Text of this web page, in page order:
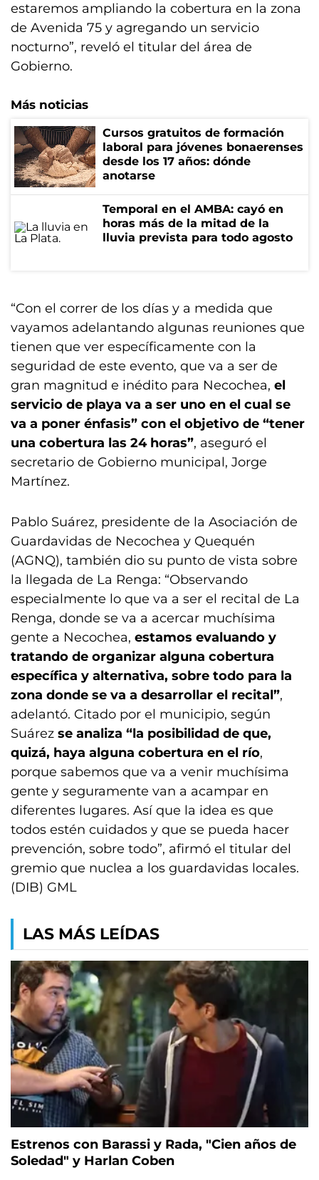
estaremos ampliando la cobertura en la zona
de Avenida 75 y agregando un servicio
nocturno”, reveló el titular del área de
Gobierno.
Más noticias
Cursos gratuitos de formación
laboral para jóvenes bonaerenses
desde los 17 años: dónde
anotarse
Temporal en el AMBA: cayó en
horas más de la mitad de la
lluvia prevista para todo agosto
“Con el correr de los días y a medida que
vayamos adelantando algunas reuniones que
tienen que ver específicamente con la
seguridad de este evento, que va a ser de
gran magnitud e inédito para Necochea, el
servicio de playa va a ser uno en el cual se
va a poner énfasis” con el objetivo de “tener
una cobertura las 24 horas”, aseguró el
secretario de Gobierno municipal, Jorge
Martínez.
Pablo Suárez, presidente de la Asociación de
Guardavidas de Necochea y Quequén
(AGNQ), también dio su punto de vista sobre
la llegada de La Renga: “Observando
especialmente lo que va a ser el recital de La
Renga, donde se va a acercar muchísima
gente a Necochea, estamos evaluando y
tratando de organizar alguna cobertura
específica y alternativa, sobre todo para la
zona donde se va a desarrollar el recital”,
adelantó. Citado por el municipio, según
Suárez se analiza “la posibilidad de que,
quizá, haya alguna cobertura en el río,
porque sabemos que va a venir muchísima
gente y seguramente van a acampar en
diferentes lugares. Así que la idea es que
todos estén cuidados y que se pueda hacer
prevención, sobre todo”, afirmó el titular del
gremio que nuclea a los guardavidas locales.
(DIB) GML
LAS MÁS LEÍDAS
Estrenos con Barassi y Rada, "Cien años de
Soledad" y Harlan Coben